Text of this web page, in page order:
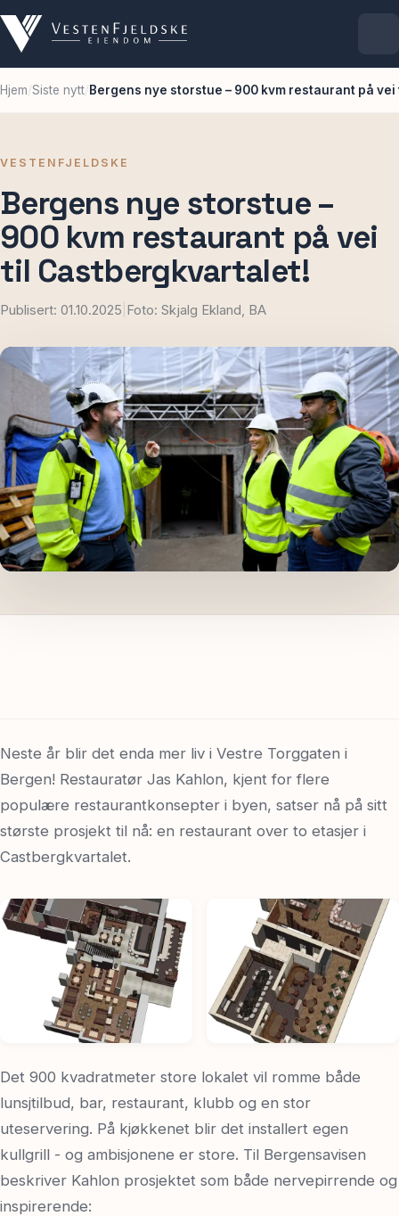
Eiendommer
Ledige lokaler
For leietakere
Aktuelt
Kontakt
Spør oss
Hjem/Siste nytt/Bergens nye storstue – 900 kvm restaurant på
VESTENFJELDSKE
Bergens nye storstue –
900 kvm restaurant på vei
til Castbergkvartalet!
Publisert: 01.10.2025 Foto: Skjalg Ekland, BA
Neste år blir det enda mer liv i Vestre Torggaten i
Bergen! Restauratør Jas Kahlon, kjent for flere
populære restaurantkonsepter i byen, satser nå på sitt
største prosjekt til nå: en restaurant over to etasjer i
Castbergkvartalet.
Det 900 kvadratmeter store lokalet vil romme både
lunsjtilbud, bar, restaurant, klubb og en stor
uteservering. På kjøkkenet blir det installert egen
kullgrill - og ambisjonene er store. Til Bergensavisen
beskriver Kahlon prosjektet som både nervepirrende og
inspirerende: